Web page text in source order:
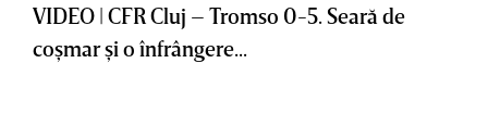
VIDEO | CFR Cluj – Tromso 0-5. Seară de
coşmar şi o înfrângere...